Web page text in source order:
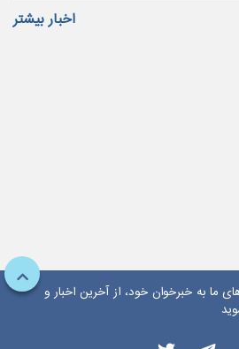
اخبار بیشتر
ما به خبرخوان خود، از آخرین اخبار و